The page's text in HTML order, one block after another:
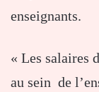
enseignants.
« Les salaires
au sein de